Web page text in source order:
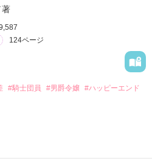
せてください。
ポリス掲載中
品を読む
！！」
いたのは
た
著
124ページ
#騎士団員 #男爵令嬢 #ハッピーエンド
らない男が眠っていた。